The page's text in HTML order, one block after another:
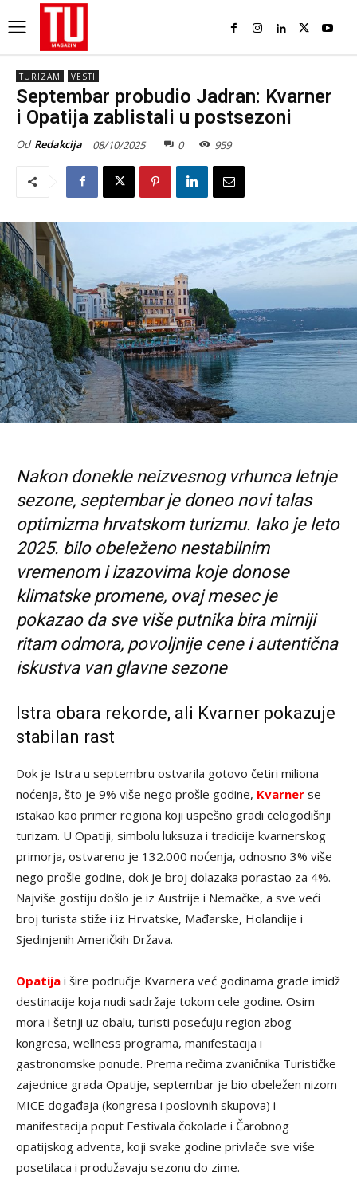
TURIZAM VESTI
Septembar probudio Jadran: Kvarner
i Opatija zablistali u postsezoni
Od Redakcija 08/10/2025 0 959
Nakon donekle neizvesnog vrhunca letnje
sezone, septembar je doneo novi talas
optimizma hrvatskom turizmu. Iako je leto
2025. bilo obeleženo nestabilnim
vremenom i izazovima koje donose
klimatske promene, ovaj mesec je
pokazao da sve više putnika bira mirniji
ritam odmora, povoljnije cene i autentična
iskustva van glavne sezone
Istra obara rekorde, ali Kvarner pokazuje
stabilan rast
Dok je Istra u septembru ostvarila gotovo četiri miliona
noćenja, što je 9% više nego prošle godine, Kvarner se
istakao kao primer regiona koji uspešno gradi celogodišnji
turizam. U Opatiji, simbolu luksuza i tradicije kvarnerskog
primorja, ostvareno je 132.000 noćenja, odnosno 3% više
nego prošle godine, dok je broj dolazaka porastao za 4%.
Najviše gostiju došlo je iz Austrije i Nemačke, a sve veći
broj turista stiže i iz Hrvatske, Mađarske, Holandije i
Sjedinjenih Američkih Država.
Opatija i šire područje Kvarnera već godinama grade imidž
destinacije koja nudi sadržaje tokom cele godine. Osim
mora i šetnji uz obalu, turisti posećuju region zbog
kongresa, wellness programa, manifestacija i
gastronomske ponude. Prema rečima zvaničnika Turističke
zajednice grada Opatije, septembar je bio obeležen nizom
MICE događaja (kongresa i poslovnih skupova) i
manifestacija poput Festivala čokolade i Čarobnog
opatijskog adventa, koji svake godine privlače sve više
posetilaca i produžavaju sezonu do zime.